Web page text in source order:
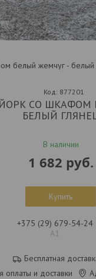
белый жемчуг - белый
СО ШКАФОМ
БЕЛЫЙ
В наличии
Код: 877201
1 682 руб.
Купить
+375 (29) 679-54-24
А1
Бесплатная
оплаты и доставки